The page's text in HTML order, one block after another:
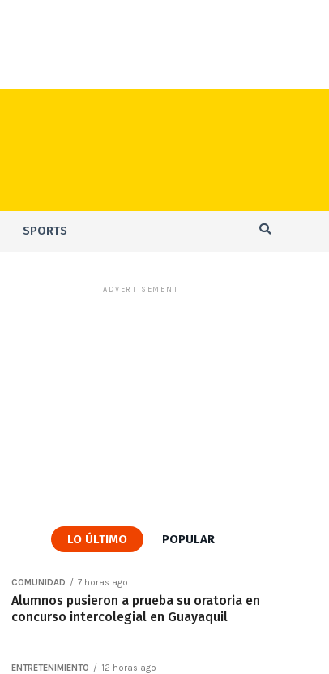
SPORTS
ADVERTISEMENT
LO ÚLTIMO POPULAR
COMUNIDAD 7 horas ago
Alumnos pusieron a prueba su oratoria en
concurso intercolegial en Guayaquil
ENTRETENIMIENTO 12 horas ago